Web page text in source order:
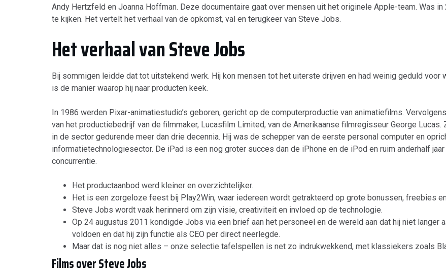
Andy Hertzfeld en Joanna Hoffman. Deze documentaire gaat over mensen uit het originele Apple-team. Was
te kijken. Het vertelt het verhaal van de opkomst, val en terugkeer van Steve Jobs.
Het verhaal van Steve Jobs
Bij sommigen leidde dat tot uitstekend werk. Hij kon mensen tot het uiterste drijven en had weinig geduld voor
is de manier waarop hij naar producten keek.
In 1986 werden Pixar-animatiestudio’s geboren, gericht op de computerproductie van animatiefilms.
van het productiebedrijf van de filmmaker, Lucasfilm Limited, van de Amerikaanse filmregisseur George
in de sector gedurende meer dan drie decennia. Hij was de schepper van de eerste personal computer en
informatietechnologiesector. De iPad is een nog groter succes dan de iPhone en de iPod en ruim anderhalf
concurrentie.
Het productaanbod werd kleiner en overzichtelijker.
Het is een zorgeloze feest bij Play2Win, waar iedereen wordt getrakteerd op grote bonussen, freebies
Steve Jobs wordt vaak herinnerd om zijn visie, creativiteit en invloed op de technologie.
Op 24 augustus 2011 kondigde Jobs via een brief aan het personeel en de wereld aan dat hij niet langer
voldoen en dat hij zijn functie als CEO per direct neerlegde.
Maar dat is nog niet alles – onze selectie tafelspellen is net zo indrukwekkend, met klassiekers zoals
Films over Steve Jobs